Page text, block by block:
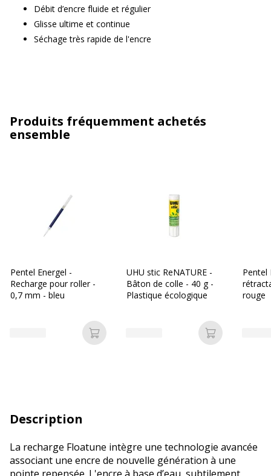
Débit d’encre fluide et régulier
Glisse ultime et continue
Séchage très rapide de l'encre
Produits fréquemment achetés
ensemble
Pentel Energel -
Recharge pour roller -
0,7 mm - bleu
Ajouter au panier
UHU stic ReNATURE -
Bâton de colle - 40 g -
Plastique écologique
Ajouter au
Pentel
rouge
Description
La recharge Floatune intègre une technologie avancée
associant une encre de nouvelle génération à une